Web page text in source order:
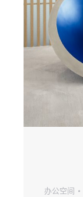
办公空间